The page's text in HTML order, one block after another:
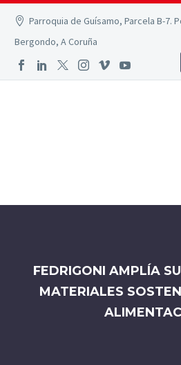
Parroquia de Guísamo, Parcela B-7.
Bergondo, A Coruña
FEDRIGONI AMPLÍA
MATERIALES